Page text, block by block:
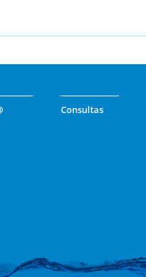
Consultas